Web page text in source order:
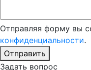
Отправляя форму вы
конфиденциальности.
Отправить
Задать вопрос